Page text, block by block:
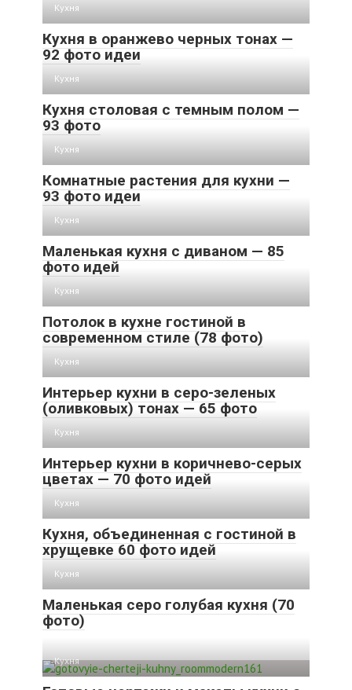
Кухня
Кухня в оранжево черных тонах —
92 фото идеи
Кухня
Кухня столовая с темным полом —
93 фото
Кухня
Комнатные растения для кухни —
93 фото идеи
Кухня
Маленькая кухня с диваном — 85
фото идей
Кухня
Потолок в кухне гостиной в
современном стиле (78 фото)
Кухня
Интерьер кухни в серо-зеленых
(оливковых) тонах — 65 фото
Кухня
Интерьер кухни в коричнево-серых
цветах — 70 фото идей
Кухня
Кухня, объединенная с гостиной в
хрущевке 60 фото идей
Кухня
Маленькая серо голубая кухня (70
фото)
Кухня